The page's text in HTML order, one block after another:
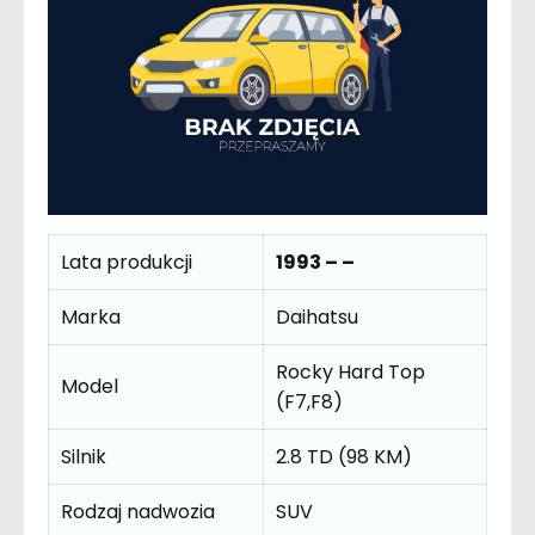
Lata produkcji
1993 – –
Marka
Daihatsu
Model
Rocky Hard Top
(F7,F8)
Silnik
2.8 TD (98 KM)
Rodzaj nadwozia
SUV